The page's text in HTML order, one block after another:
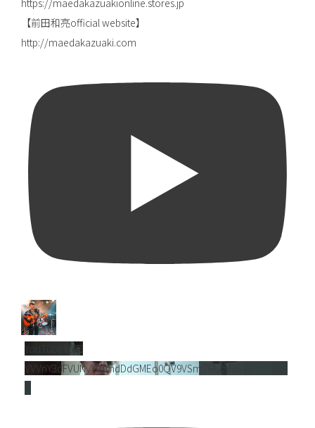
【前田和亮official website】
http://maedakazuaki.com
YouTube動画
VVVnY3dFVUNyY01mdDdGMEo0QV9VSmZRLmNlSkVNci1Cejl